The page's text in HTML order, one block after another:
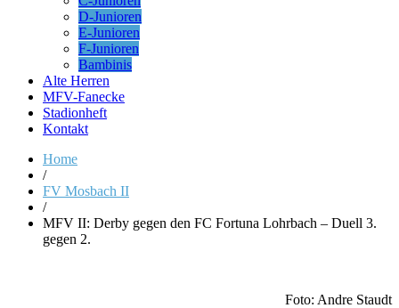
D-Junioren
E-Junioren
F-Junioren
Bambinis
Alte Herren
MFV-Fanecke
Stadionheft
Kontakt
Home
/
FV Mosbach II
/
MFV II: Derby gegen den FC Fortuna Lohrbach – Duell 3.
gegen 2.
Foto: Andre Staudt